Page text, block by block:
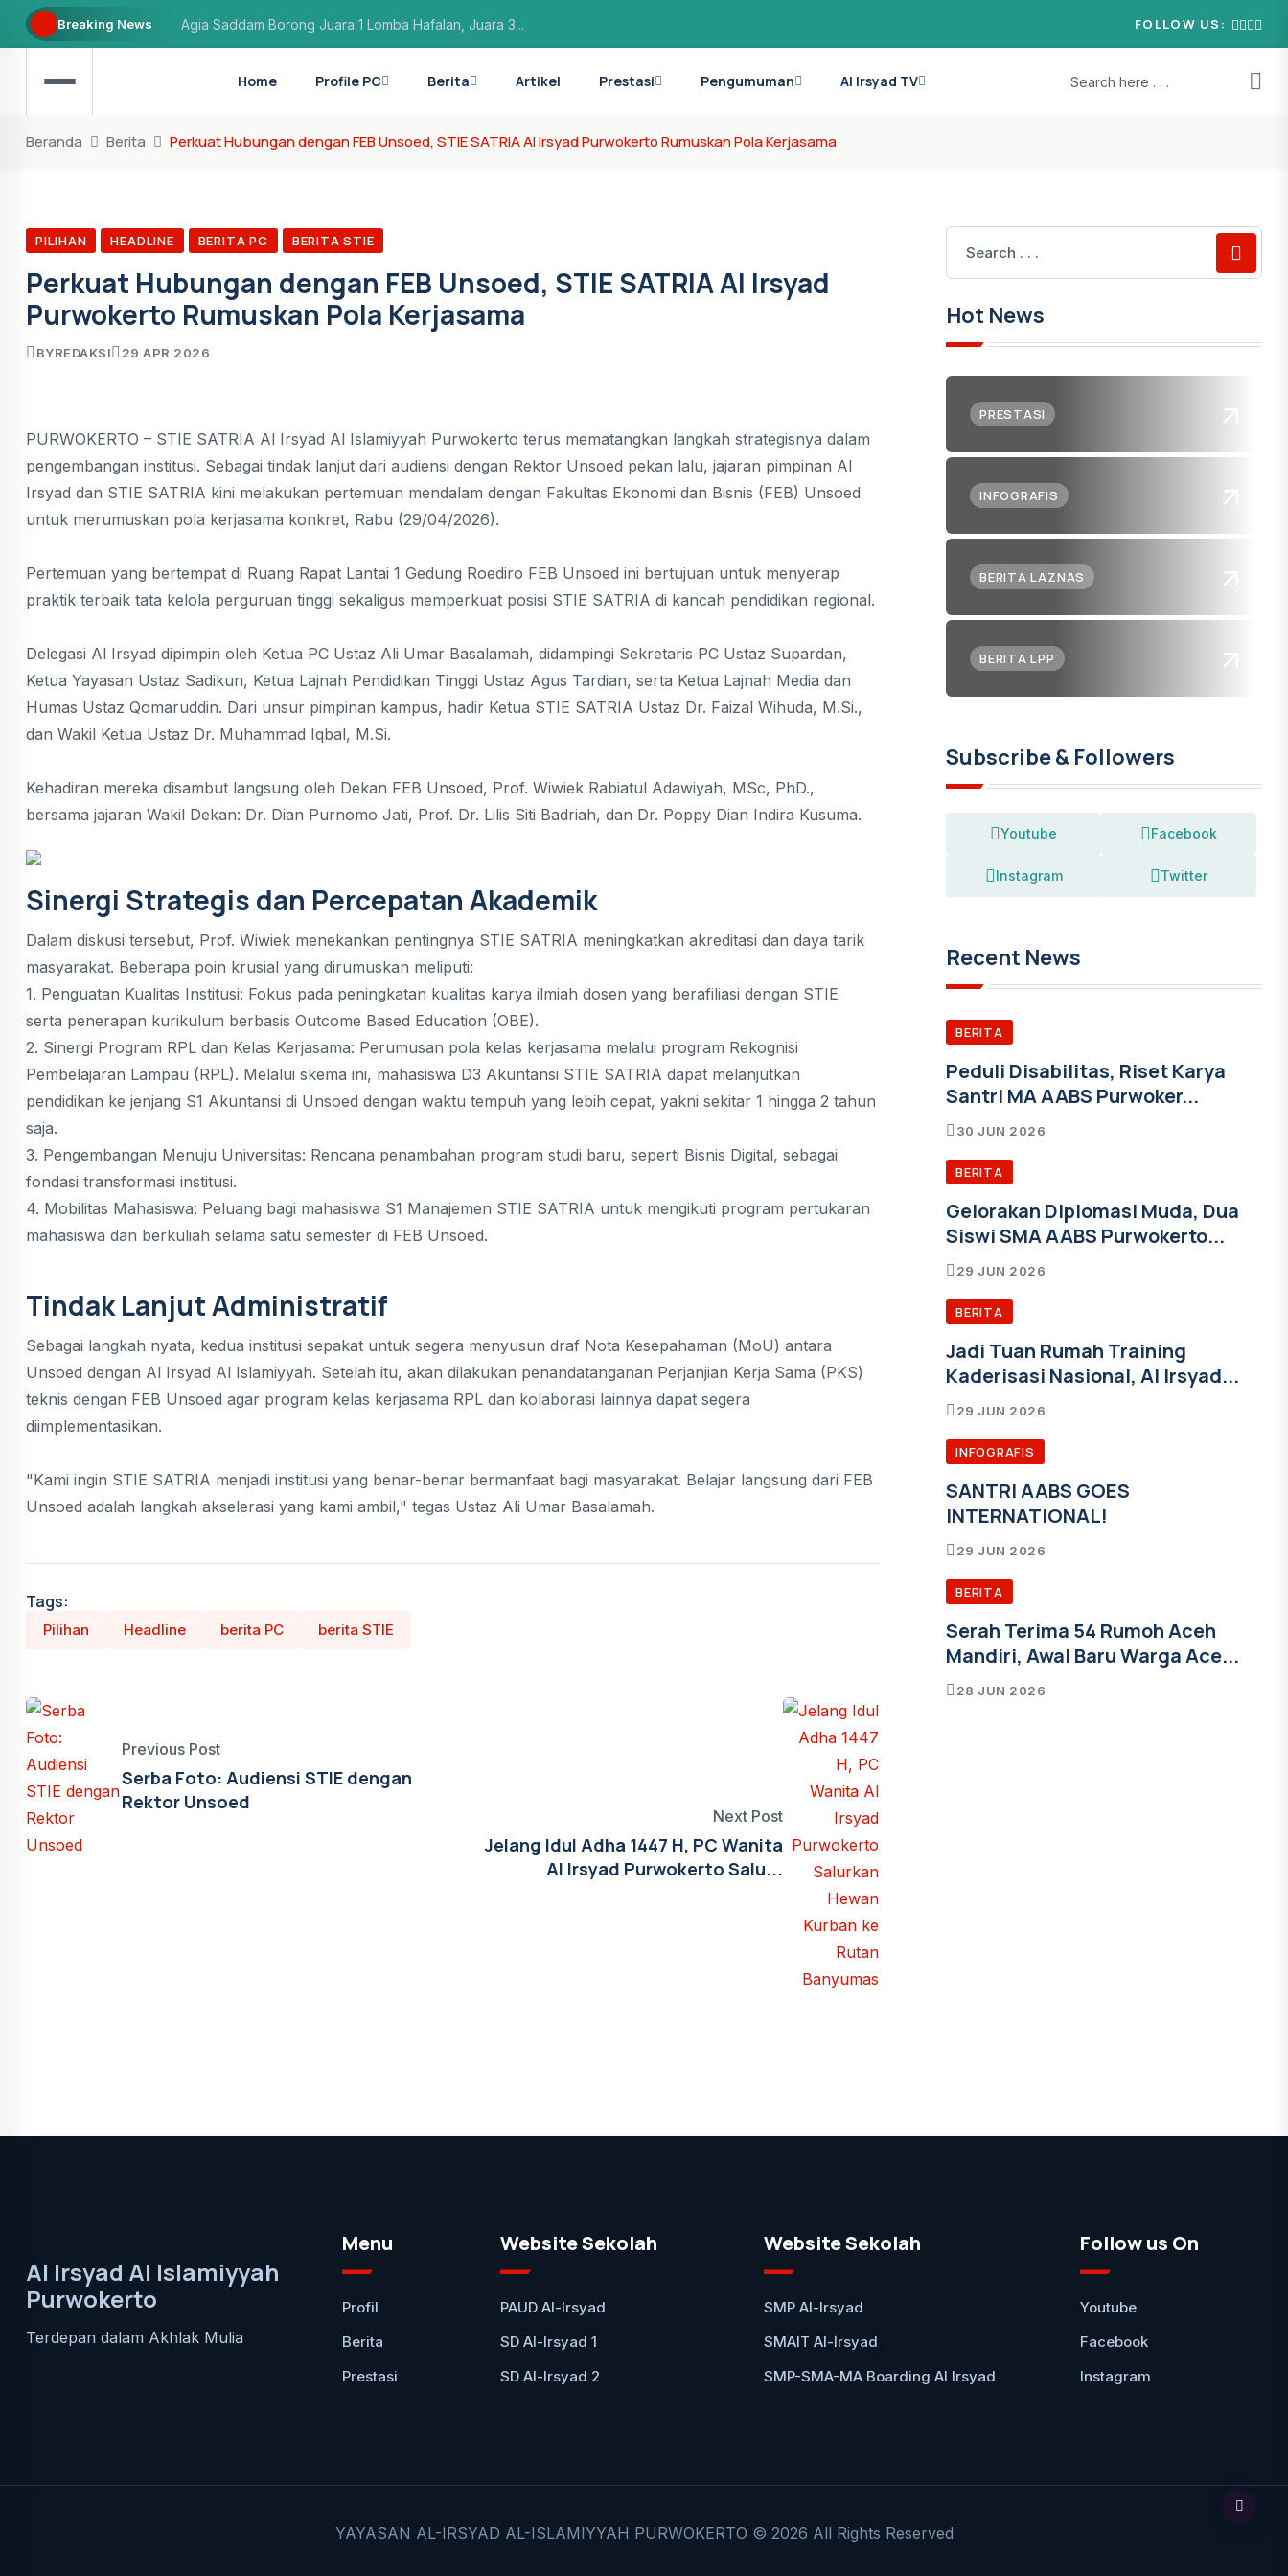
Breaking News Agia Saddam Borong Juara 1 Lomba Hafalan, Juara 3... FOLLOW US:
Home Profile PC Berita Artikel Prestasi Pengumuman Al Irsyad TV
Beranda Berita Perkuat Hubungan dengan FEB Unsoed, STIE SATRIA Al Irsyad Purwokerto Rumuskan Pola Kerjasama
PILIHAN HEADLINE BERITA PC BERITA STIE
Perkuat Hubungan dengan FEB Unsoed, STIE SATRIA Al Irsyad
Purwokerto Rumuskan Pola Kerjasama
BYREDAKSI 29 APR 2026
PURWOKERTO – STIE SATRIA Al Irsyad Al Islamiyyah Purwokerto terus mematangkan langkah strategisnya dalam
pengembangan institusi. Sebagai tindak lanjut dari audiensi dengan Rektor Unsoed pekan lalu, jajaran pimpinan Al
Irsyad dan STIE SATRIA kini melakukan pertemuan mendalam dengan Fakultas Ekonomi dan Bisnis (FEB) Unsoed
untuk merumuskan pola kerjasama konkret, Rabu (29/04/2026).
Pertemuan yang bertempat di Ruang Rapat Lantai 1 Gedung Roediro FEB Unsoed ini bertujuan untuk menyerap
praktik terbaik tata kelola perguruan tinggi sekaligus memperkuat posisi STIE SATRIA di kancah pendidikan regional.
Delegasi Al Irsyad dipimpin oleh Ketua PC Ustaz Ali Umar Basalamah, didampingi Sekretaris PC Ustaz Supardan,
Ketua Yayasan Ustaz Sadikun, Ketua Lajnah Pendidikan Tinggi Ustaz Agus Tardian, serta Ketua Lajnah Media dan
Humas Ustaz Qomaruddin. Dari unsur pimpinan kampus, hadir Ketua STIE SATRIA Ustaz Dr. Faizal Wihuda, M.Si.,
dan Wakil Ketua Ustaz Dr. Muhammad Iqbal, M.Si.
Kehadiran mereka disambut langsung oleh Dekan FEB Unsoed, Prof. Wiwiek Rabiatul Adawiyah, MSc, PhD.,
bersama jajaran Wakil Dekan: Dr. Dian Purnomo Jati, Prof. Dr. Lilis Siti Badriah, dan Dr. Poppy Dian Indira Kusuma.
Sinergi Strategis dan Percepatan Akademik
Dalam diskusi tersebut, Prof. Wiwiek menekankan pentingnya STIE SATRIA meningkatkan akreditasi dan daya tarik
masyarakat. Beberapa poin krusial yang dirumuskan meliputi:
1. Penguatan Kualitas Institusi: Fokus pada peningkatan kualitas karya ilmiah dosen yang berafiliasi dengan STIE
serta penerapan kurikulum berbasis Outcome Based Education (OBE).
2. Sinergi Program RPL dan Kelas Kerjasama: Perumusan pola kelas kerjasama melalui program Rekognisi
Pembelajaran Lampau (RPL). Melalui skema ini, mahasiswa D3 Akuntansi STIE SATRIA dapat melanjutkan
pendidikan ke jenjang S1 Akuntansi di Unsoed dengan waktu tempuh yang lebih cepat, yakni sekitar 1 hingga 2 tahun
saja.
3. Pengembangan Menuju Universitas: Rencana penambahan program studi baru, seperti Bisnis Digital, sebagai
fondasi transformasi institusi.
4. Mobilitas Mahasiswa: Peluang bagi mahasiswa S1 Manajemen STIE SATRIA untuk mengikuti program pertukaran
mahasiswa dan berkuliah selama satu semester di FEB Unsoed.
Tindak Lanjut Administratif
Sebagai langkah nyata, kedua institusi sepakat untuk segera menyusun draf Nota Kesepahaman (MoU) antara
Unsoed dengan Al Irsyad Al Islamiyyah. Setelah itu, akan dilakukan penandatanganan Perjanjian Kerja Sama (PKS)
teknis dengan FEB Unsoed agar program kelas kerjasama RPL dan kolaborasi lainnya dapat segera
diimplementasikan.
"Kami ingin STIE SATRIA menjadi institusi yang benar-benar bermanfaat bagi masyarakat. Belajar langsung dari FEB
Unsoed adalah langkah akselerasi yang kami ambil," tegas Ustaz Ali Umar Basalamah.
Tags:
Pilihan Headline berita PC berita STIE
Previous Post
Serba Foto: Audiensi STIE dengan
Rektor Unsoed
Next Post
Jelang Idul Adha 1447 H, PC Wanita
Al Irsyad Purwokerto Salu...
Hot News
PRESTASI
INFOGRAFIS
BERITA LAZNAS
BERITA LPP
Subscribe & Followers
Youtube Facebook
Instagram Twitter
Recent News
BERITA
Peduli Disabilitas, Riset Karya
Santri MA AABS Purwoker...
30 JUN 2026
BERITA
Gelorakan Diplomasi Muda, Dua
Siswi SMA AABS Purwokerto...
29 JUN 2026
BERITA
Jadi Tuan Rumah Training
Kaderisasi Nasional, Al Irsyad...
29 JUN 2026
INFOGRAFIS
SANTRI AABS GOES
INTERNATIONAL!
29 JUN 2026
BERITA
Serah Terima 54 Rumoh Aceh
Mandiri, Awal Baru Warga Ace...
28 JUN 2026
Al Irsyad Al Islamiyyah
Purwokerto
Terdepan dalam Akhlak Mulia
Menu
Profil
Berita
Prestasi
Website Sekolah
PAUD Al-Irsyad
SD Al-Irsyad 1
SD Al-Irsyad 2
Website Sekolah
SMP Al-Irsyad
SMAIT Al-Irsyad
SMP-SMA-MA Boarding Al Irsyad
Follow us On
Youtube
Facebook
Instagram
YAYASAN AL-IRSYAD AL-ISLAMIYYAH PURWOKERTO © 2026 All Rights Reserved